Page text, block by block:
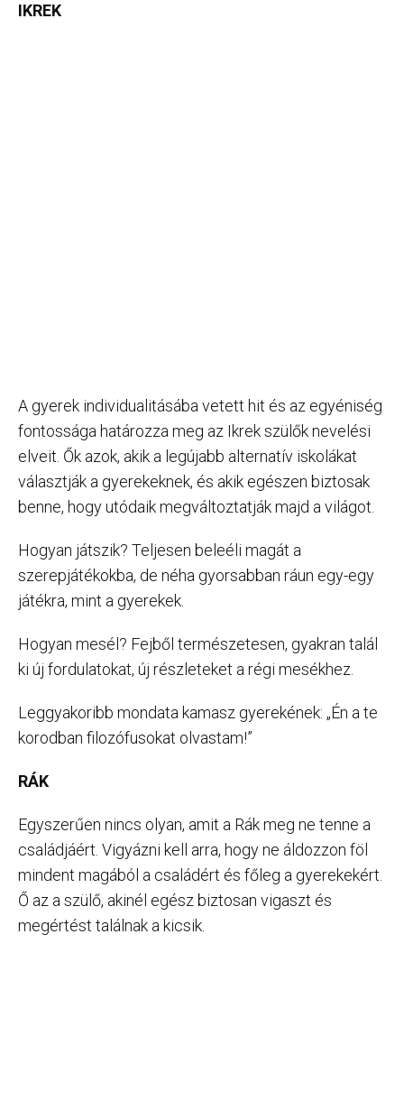
IKREK
A gyerek individualitásába vetett hit és az egyéniség
fontossága határozza meg az Ikrek szülők nevelési
elveit. Ők azok, akik a legújabb alternatív iskolákat
választják a gyerekeknek, és akik egészen biztosak
benne, hogy utódaik megváltoztatják majd a világot.
Hogyan játszik? Teljesen beleéli magát a
szerepjátékokba, de néha gyorsabban ráun egy-egy
játékra, mint a gyerekek.
Hogyan mesél? Fejből természetesen, gyakran talál
ki új fordulatokat, új részleteket a régi mesékhez.
Leggyakoribb mondata kamasz gyerekének: „Én a te
korodban filozófusokat olvastam!”
RÁK
Egyszerűen nincs olyan, amit a Rák meg ne tenne a
családjáért. Vigyázni kell arra, hogy ne áldozzon föl
mindent magából a családért és főleg a gyerekekért.
Ő az a szülő, akinél egész biztosan vigaszt és
megértést találnak a kicsik.